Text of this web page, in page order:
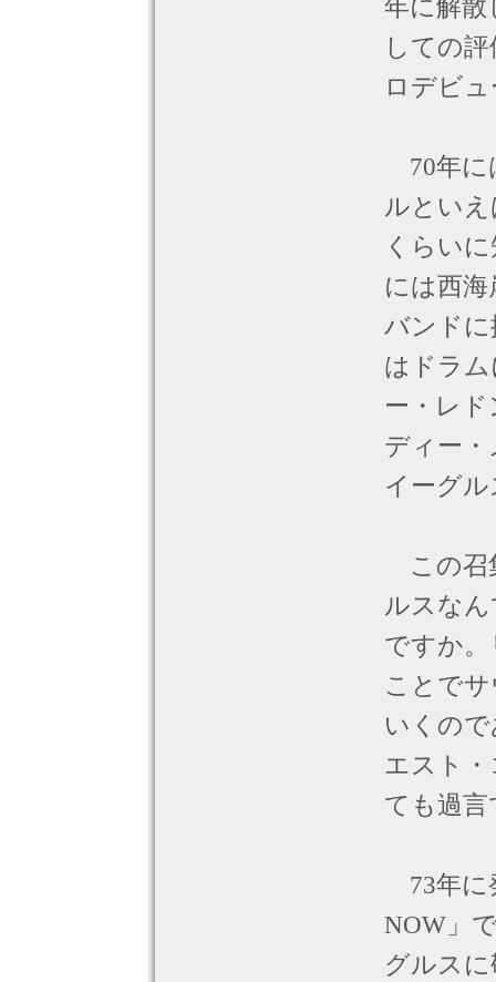
年に解
しての
ロデビ
70年に
ルとい
くらい
には西
バンド
はドラ
ー・レ
ディー
イーグ
この召
ルスな
ですか
ことで
いくの
エスト
ても過
73年に
NOW」
グルス